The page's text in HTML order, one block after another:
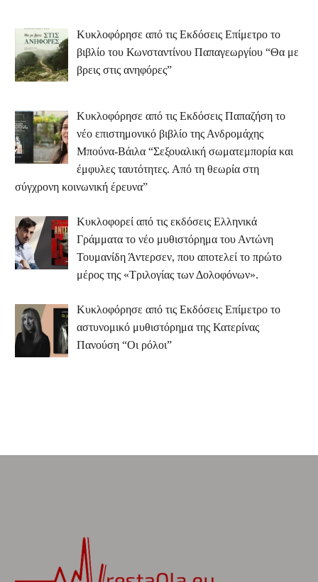
Κυκλοφόρησε από τις Εκδόσεις Επίμετρο το
βιβλίο του Κωνσταντίνου Παπαγεωργίου “Θα με
βρεις στις ανηφόρες”
Κυκλοφόρησε από τις Εκδόσεις Παπαζήση το
νέο επιστημονικό βιβλίο της Ανδρομάχης
Μπούνα-Βάιλα “Σεξουαλική σωματεμπορία και
έμφυλες ταυτότητες. Από τη θεωρία στη
σύγχρονη κοινωνική έρευνα”
Κυκλοφορεί από τις εκδόσεις Ελληνικά
Γράμματα το νέο μυθιστόρημα του Αντώνη
Τουμανίδη Άντερσεν, που αποτελεί το πρώτο
μέρος της «Τριλογίας των Δολοφόνων».
Κυκλοφόρησε από τις Εκδόσεις Επίμετρο το
αστυνομικό μυθιστόρημα της Κατερίνας
Πανούση “Οι ρόλοι”